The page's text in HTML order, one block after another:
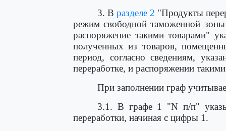
3. В разделе 2 "Продукты
режим свободной таможенной
распоряжение такими товарами"
полученных из товаров,
период, согласно сведениям,
переработке, и распоряжении
При заполнении граф
3.1. В графе 1 "N п/п"
переработки, начиная с цифры 1.